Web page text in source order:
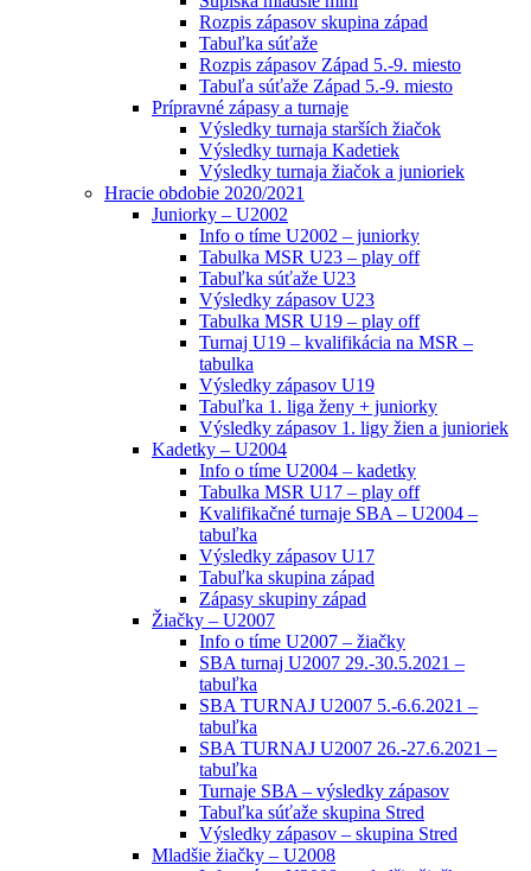
Rozpis zápasov skupina západ
Tabuľka súťaže
Rozpis zápasov Západ 5.-9. miesto
Tabuľa súťaže Západ 5.-9. miesto
Prípravné zápasy a turnaje
Výsledky turnaja starších žiačok
Výsledky turnaja Kadetiek
Výsledky turnaja žiačok a junioriek
Hracie obdobie 2020/2021
Juniorky – U2002
Info o tíme U2002 – juniorky
Tabulka MSR U23 – play off
Tabuľka súťaže U23
Výsledky zápasov U23
Tabulka MSR U19 – play off
Turnaj U19 – kvalifikácia na MSR –
tabulka
Výsledky zápasov U19
Tabuľka 1. liga ženy + juniorky
Výsledky zápasov 1. ligy žien a junioriek
Kadetky – U2004
Info o tíme U2004 – kadetky
Tabulka MSR U17 – play off
Kvalifikačné turnaje SBA – U2004 –
tabuľka
Výsledky zápasov U17
Tabuľka skupina západ
Zápasy skupiny západ
Žiačky – U2007
Info o tíme U2007 – žiačky
SBA turnaj U2007 29.-30.5.2021 –
tabuľka
SBA TURNAJ U2007 5.-6.6.2021 –
tabuľka
SBA TURNAJ U2007 26.-27.6.2021 –
tabuľka
Turnaje SBA – výsledky zápasov
Tabuľka súťaže skupina Stred
Výsledky zápasov – skupina Stred
Mladšie žiačky – U2008